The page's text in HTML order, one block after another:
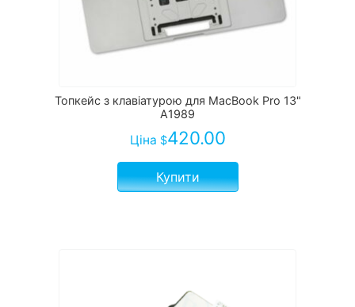
Топкейс з клавіатурою для MacBook Pro 13"
A1989
Ціна $420.00
Купити